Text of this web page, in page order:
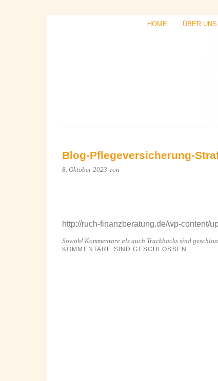
HOME ÜBER UNS
Blog-Pflegeversicherung-
8. Oktober 2023 von
http://ruch-finanzberatung.de/wp-content/
Sowohl Kommentare als auch Trackbacks sind
KOMMENTARE SIND GESCHLOSSEN.